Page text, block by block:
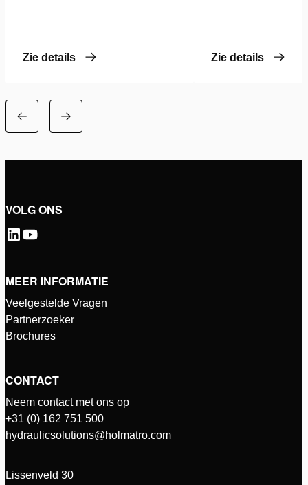
Zie details Zie details
VOLG ONS
MEER INFORMATIE
Veelgestelde Vragen
Partnerzoeker
Brochures
CONTACT
Neem contact met ons op
+31 (0) 162 751 500
hydraulicsolutions@holmatro.com
Lissenveld 30